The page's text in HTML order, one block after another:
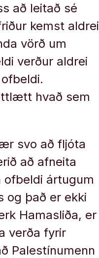
að leitað sé
kemst aldrei
vörð um
verður aldrei
hvað sem
svo að fljóta
að afneita
ofbeldi ártugum
og það er ekki
Hamasliða, er
verða fyrir
Palestínumenn